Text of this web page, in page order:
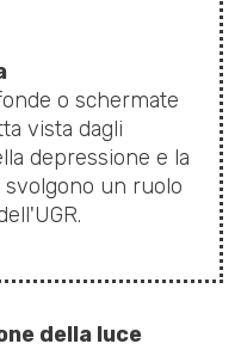
o schermate
vista dagli
depressione e la
un ruolo
della luce